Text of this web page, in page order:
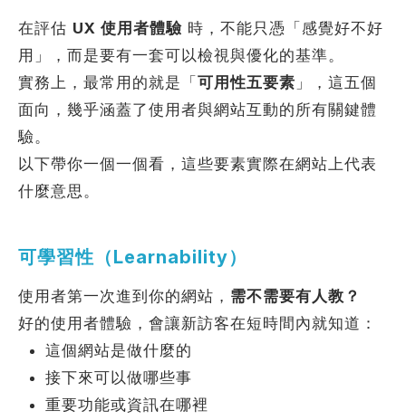
在評估 UX 使用者體驗 時，不能只憑「感覺好不好
用」，而是要有一套可以檢視與優化的基準。
實務上，最常用的就是「 可用性五要素 」，這五個
面向，幾乎涵蓋了使用者與網站互動的所有關鍵體
驗。
以下帶你一個一個看，這些要素實際在網站上代表
什麼意思。
可學習性（Learnability）
使用者第一次進到你的網站， 需不需要有人教？
好的使用者體驗，會讓新訪客在短時間內就知道：
這個網站是做什麼的
接下來可以做哪些事
重要功能或資訊在哪裡